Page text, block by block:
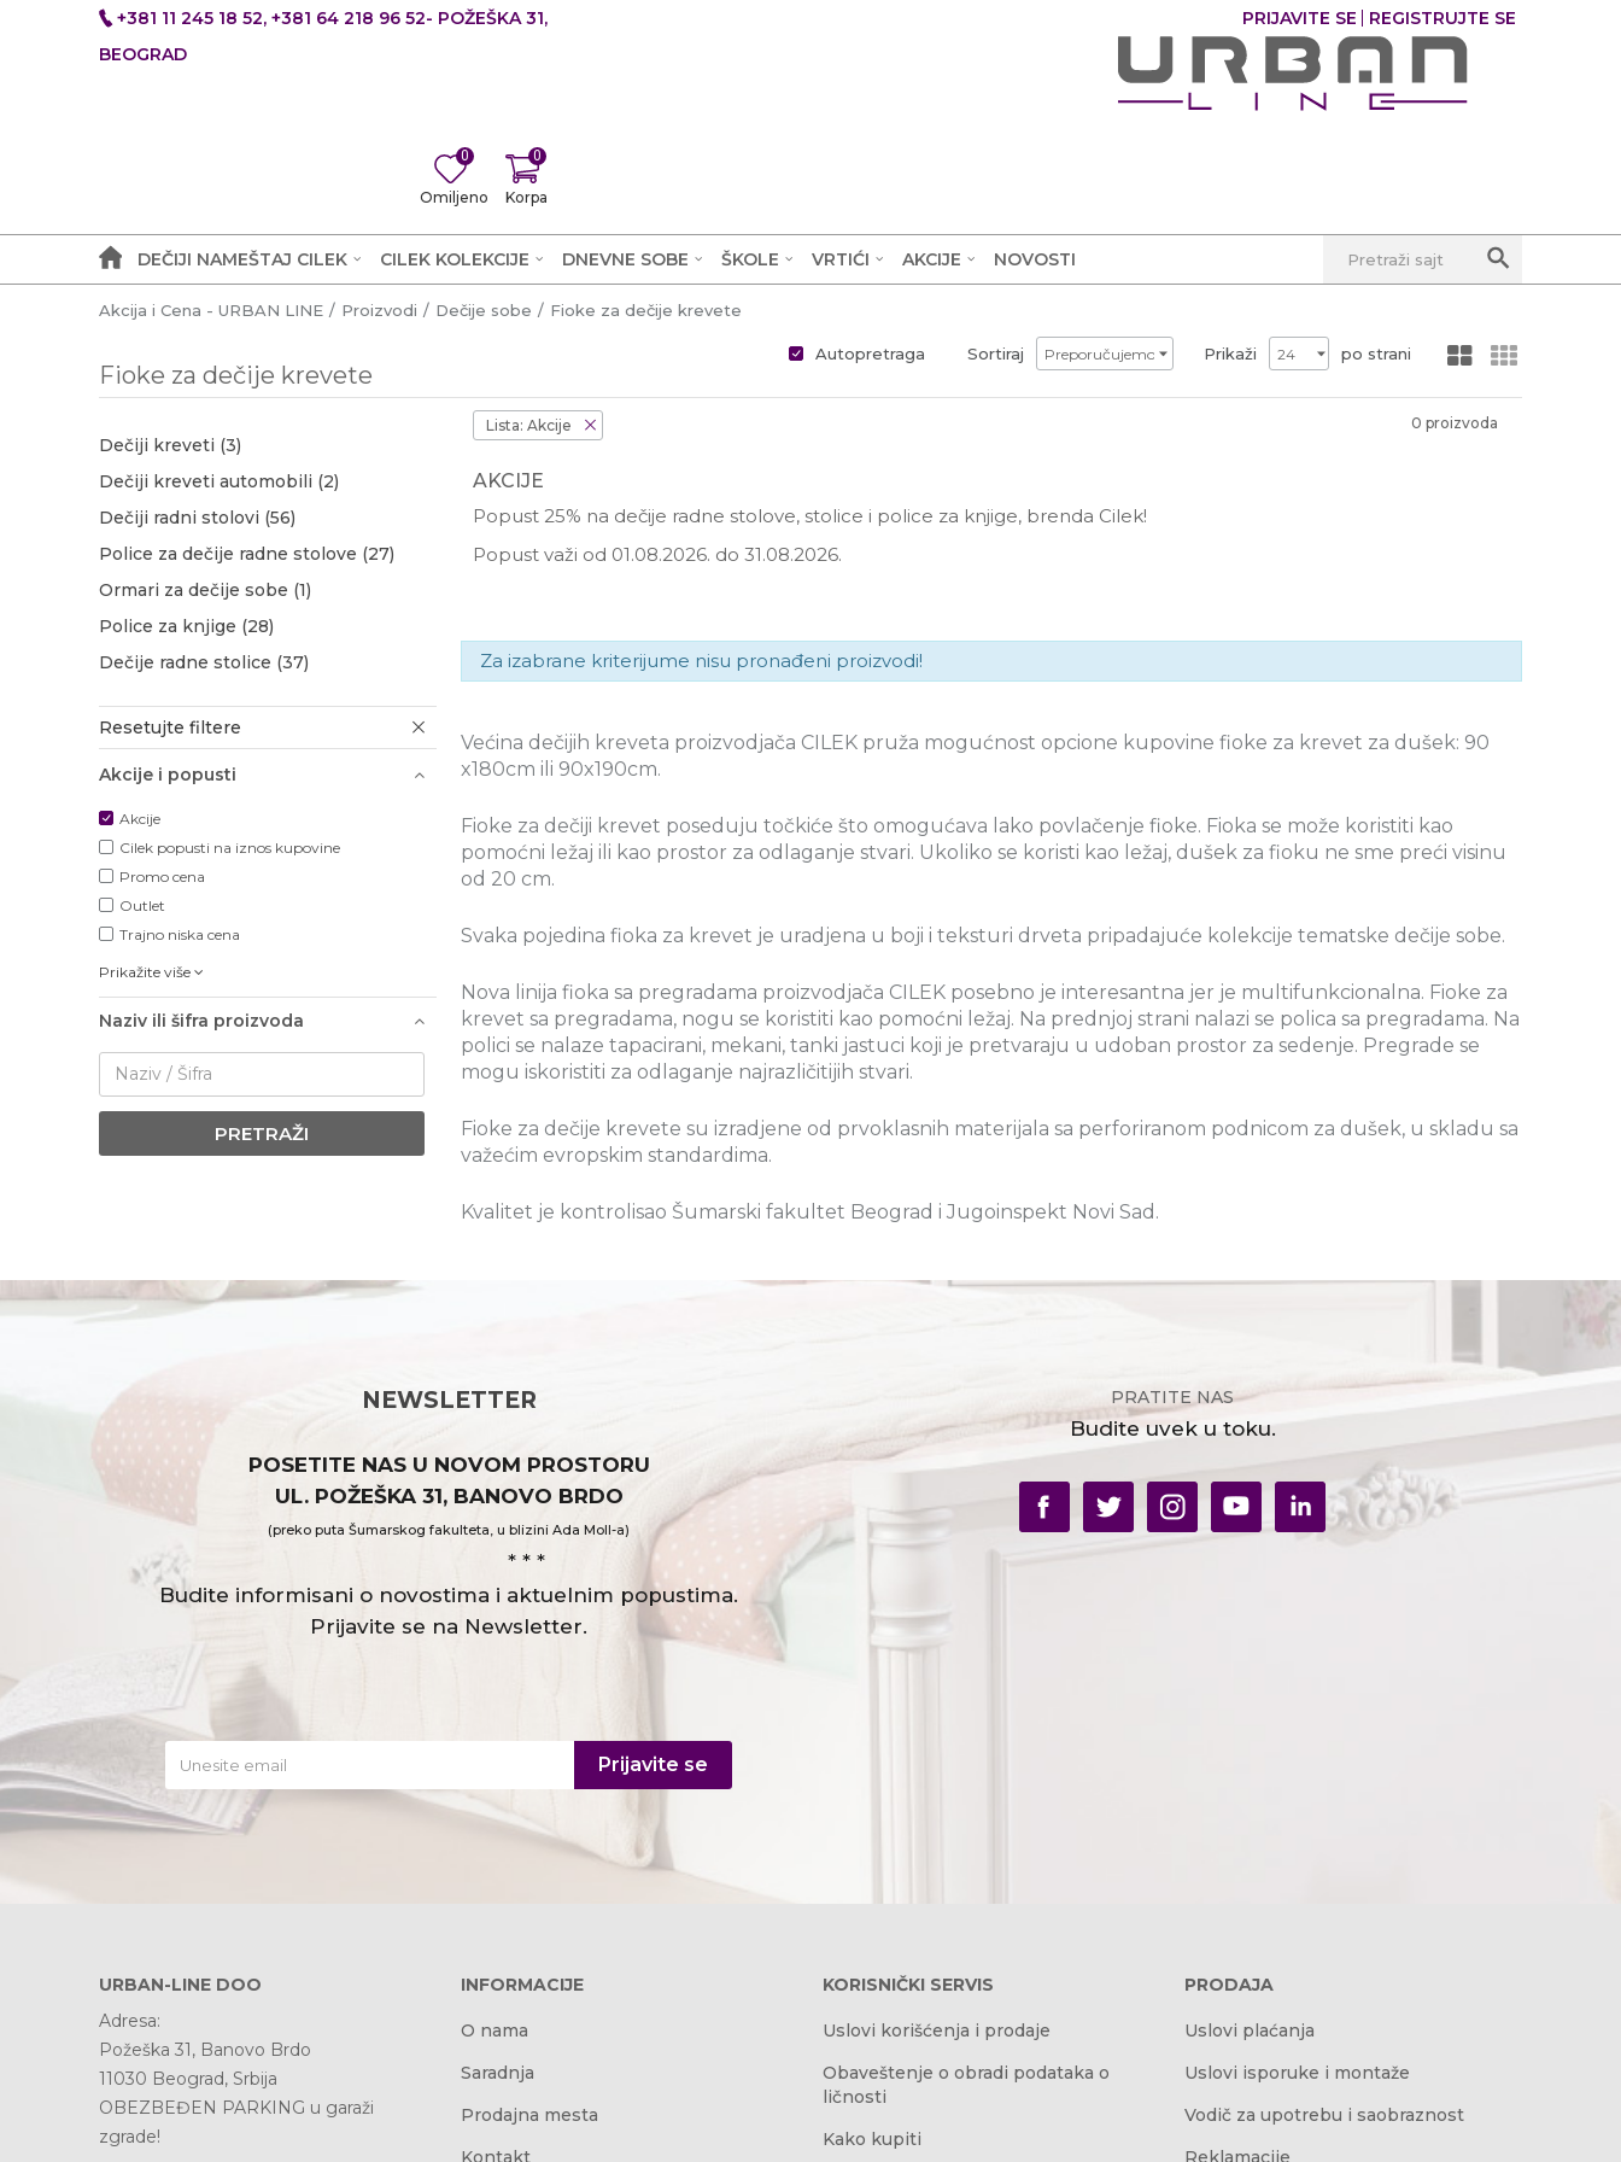
+381 11 245 18 52, +381 64 218 96 52- POŽEŠKA 31,
BEOGRAD
PRIJAVITE SE REGISTRUJTE SE
Korpa
0
Omiljeno
0
DEČIJI NAMEŠTAJ CILEK CILEK KOLEKCIJE DNEVNE SOBE ŠKOLE VRTIĆI AKCIJE NOVOSTI Pretraži sajt
Akcija i Cena - URBAN LINE Proizvodi Dečije sobe Fioke za dečije krevete
Fioke za dečije krevete
Autopretraga Sortiraj Prikaži po strani
Dečiji kreveti (3)
Dečiji kreveti automobili (2)
Dečiji radni stolovi (56)
Police za dečije radne stolove (27)
Ormari za dečije sobe (1)
Police za knjige (28)
Dečije radne stolice (37)
Resetujte filtere
Akcije i popusti
Akcije
Cilek popusti na iznos kupovine
Promo cena
Outlet
Trajno niska cena
Prikažite više
Naziv ili šifra proizvoda
PRETRAŽI
Lista: Akcije 0 proizvoda
AKCIJE
Popust 25% na dečije radne stolove, stolice i police za knjige, brenda Cilek!
Popust važi od 01.08.2026. do 31.08.2026.
Za izabrane kriterijume nisu pronađeni proizvodi!
Većina dečijih kreveta proizvodjača CILEK pruža mogućnost opcione kupovine fioke za krevet za dušek: 90
x180cm ili 90x190cm.
Fioke za dečiji krevet poseduju točkiće što omogućava lako povlačenje fioke. Fioka se može koristiti kao
pomoćni ležaj ili kao prostor za odlaganje stvari. Ukoliko se koristi kao ležaj, dušek za fioku ne sme preći visinu
od 20 cm.
Svaka pojedina fioka za krevet je uradjena u boji i teksturi drveta pripadajuće kolekcije tematske dečije sobe.
Nova linija fioka sa pregradama proizvodjača CILEK posebno je interesantna jer je multifunkcionalna. Fioke za
krevet sa pregradama, nogu se koristiti kao pomoćni ležaj. Na prednjoj strani nalazi se polica sa pregradama. Na
polici se nalaze tapacirani, mekani, tanki jastuci koji je pretvaraju u udoban prostor za sedenje. Pregrade se
mogu iskoristiti za odlaganje najrazličitijih stvari.
Fioke za dečije krevete su izradjene od prvoklasnih materijala sa perforiranom podnicom za dušek, u skladu sa
važećim evropskim standardima.
Kvalitet je kontrolisao Šumarski fakultet Beograd i Jugoinspekt Novi Sad.
NEWSLETTER
POSETITE NAS U NOVOM PROSTORU
UL. POŽEŠKA 31, BANOVO BRDO
(preko puta Šumarskog fakulteta, u blizini Ada Moll-a)
* * *
Budite informisani o novostima i aktuelnim popustima.
Prijavite se na Newsletter.
Prijavite se
PRATITE NAS
Budite uvek u toku.
URBAN-LINE DOO
Adresa:
Požeška 31, Banovo Brdo
11030 Beograd, Srbija
OBEZBEĐEN PARKING u garaži
zgrade!
INFORMACIJE
O nama
Saradnja
Prodajna mesta
Kontakt
KORISNIČKI SERVIS
Uslovi korišćenja i prodaje
Obaveštenje o obradi podataka o
ličnosti
Kako kupiti
PRODAJA
Uslovi plaćanja
Uslovi isporuke i montaže
Vodič za upotrebu i saobraznost
Reklamacije